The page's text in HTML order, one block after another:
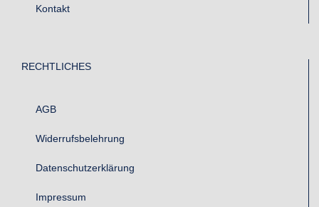
Kontakt
RECHTLICHES
AGB
Widerrufsbelehrung
Datenschutzerklärung
Impressum